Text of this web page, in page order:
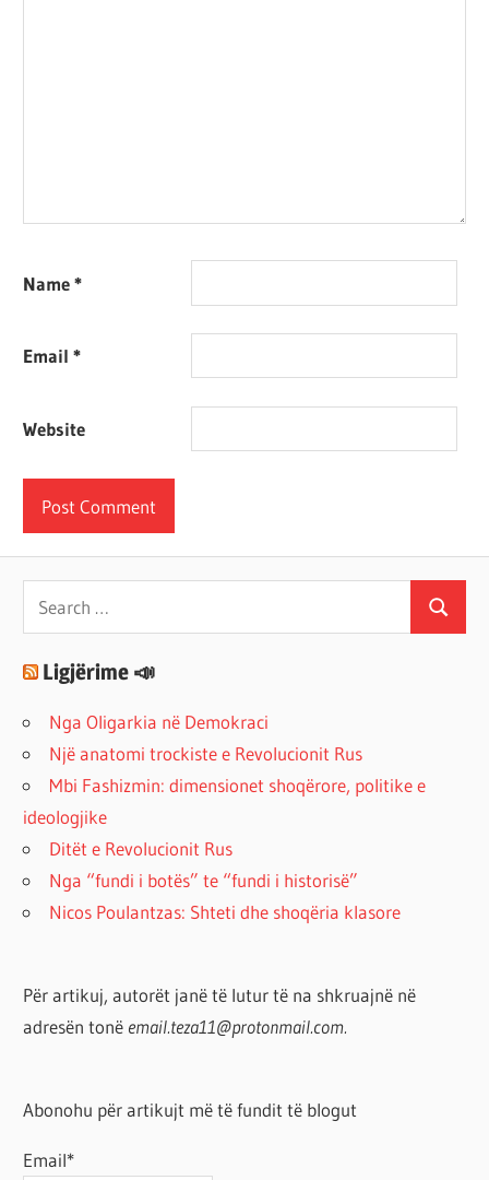
Name*
Email*
Website
Search
for:
Search
Ligjërime 📣
Nga Oligarkia në Demokraci
Një anatomi trockiste e Revolucionit Rus
Mbi Fashizmin: dimensionet shoqërore, politike e
ideologjike
Ditët e Revolucionit Rus
Nga “fundi i botës” te “fundi i historisë”
Nicos Poulantzas: Shteti dhe shoqëria klasore
Për artikuj, autorët janë të lutur të na shkruajnë në
adresën tonë email.teza11@protonmail.com.
Abonohu për artikujt më të fundit të blogut
Email*